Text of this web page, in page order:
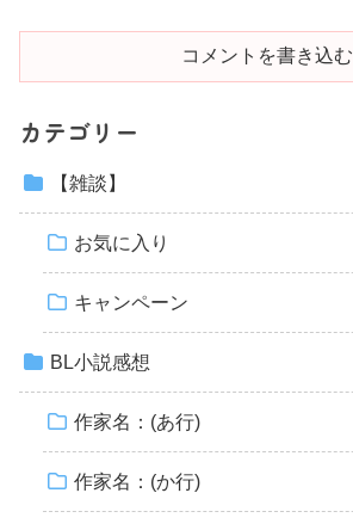
コメントを書き込む
カテゴリー
【雑談】
お気に入り
キャンペーン
BL小説感想
作家名：(あ行)
作家名：(か行)